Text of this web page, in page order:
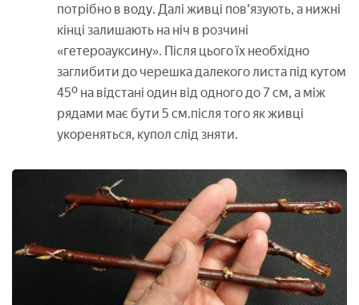
потрібно в воду. Далі живці пов'язують, а нижні
кінці залишають на ніч в розчині
«гетероауксину». Після цього їх необхідно
заглибити до черешка далекого листа під кутом
45º на відстані один від одного до 7 см, а між
рядами має бути 5 см.після того як живці
укореняться, купол слід зняти.